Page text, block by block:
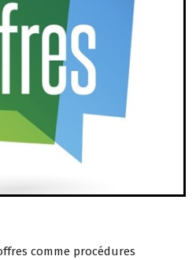
comme procédures